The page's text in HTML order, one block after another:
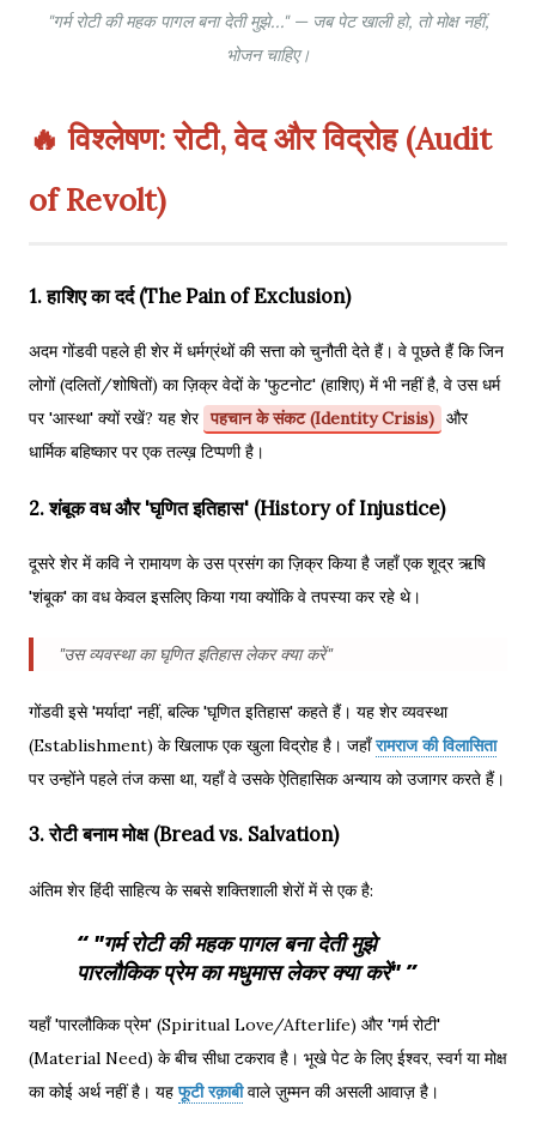
"गर्म रोटी की महक पागल बना देती मुझे..." — जब पेट खाली हो, तो मोक्ष नहीं,
भोजन चाहिए।
🔥 विश्लेषण: रोटी, वेद और विद्रोह (Audit
of Revolt)
1. हाशिए का दर्द (The Pain of Exclusion)
अदम गोंडवी पहले ही शेर में धर्मग्रंथों की सत्ता को चुनौती देते हैं। वे पूछते हैं कि जिन
लोगों (दलितों/शोषितों) का ज़िक्र वेदों के 'फुटनोट' (हाशिए) में भी नहीं है, वे उस धर्म
पर 'आस्था' क्यों रखें? यह शेर पहचान के संकट (Identity Crisis) और
धार्मिक बहिष्कार पर एक तल्ख़ टिप्पणी है।
2. शंबूक वध और 'घृणित इतिहास' (History of Injustice)
दूसरे शेर में कवि ने रामायण के उस प्रसंग का ज़िक्र किया है जहाँ एक शूद्र ऋषि
'शंबूक' का वध केवल इसलिए किया गया क्योंकि वे तपस्या कर रहे थे।
"उस व्यवस्था का घृणित इतिहास लेकर क्या करें"
गोंडवी इसे 'मर्यादा' नहीं, बल्कि 'घृणित इतिहास' कहते हैं। यह शेर व्यवस्था
(Establishment) के खिलाफ एक खुला विद्रोह है। जहाँरामराज की विलासिता
पर उन्होंने पहले तंज कसा था, यहाँ वे उसके ऐतिहासिक अन्याय को उजागर करते हैं।
3. रोटी बनाम मोक्ष (Bread vs. Salvation)
अंतिम शेर हिंदी साहित्य के सबसे शक्तिशाली शेरों में से एक है:
"गर्म रोटी की महक पागल बना देती मुझे
पारलौकिक प्रेम का मधुमास लेकर क्या करें"
यहाँ 'पारलौकिक प्रेम' (Spiritual Love/Afterlife) और 'गर्म रोटी'
(Material Need) के बीच सीधा टकराव है। भूखे पेट के लिए ईश्वर, स्वर्ग या मोक्ष
का कोई अर्थ नहीं है। यहफूटी रक़ाबीवाले ज़ुम्मन की असली आवाज़ है।